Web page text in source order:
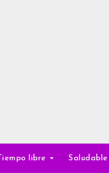
Tiempo libre Saludable